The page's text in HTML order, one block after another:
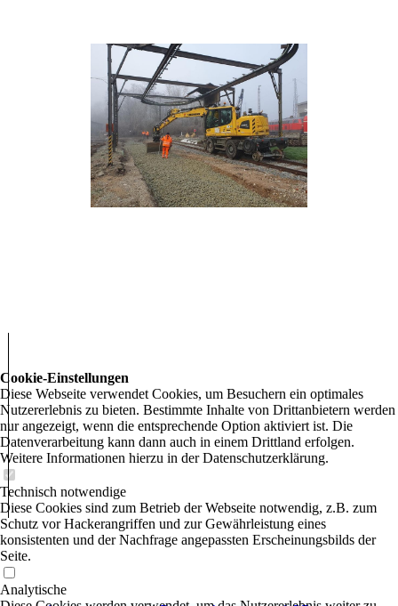
Cookie-Einstellungen
Diese Webseite verwendet Cookies, um Besuchern ein optimales
Nutzererlebnis zu bieten. Bestimmte Inhalte von Drittanbietern werden
nur angezeigt, wenn die entsprechende Option aktiviert ist. Die
Datenverarbeitung kann dann auch in einem Drittland erfolgen.
Weitere Informationen hierzu in der Datenschutzerklärung.
Technisch notwendige
Diese Cookies sind zum Betrieb der Webseite notwendig, z.B. zum
Schutz vor Hackerangriffen und zur Gewährleistung eines
konsistenten und der Nachfrage angepassten Erscheinungsbilds der
Seite.
Analytische